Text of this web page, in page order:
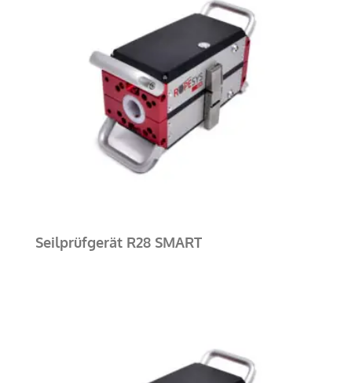
Seilprüfgerät R28 SMART